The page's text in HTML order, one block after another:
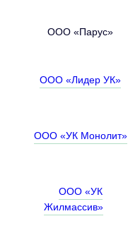
ООО «Парус»
ООО «Лидер УК»
ООО «УК Монолит»
ООО «УК
Жилмассив»